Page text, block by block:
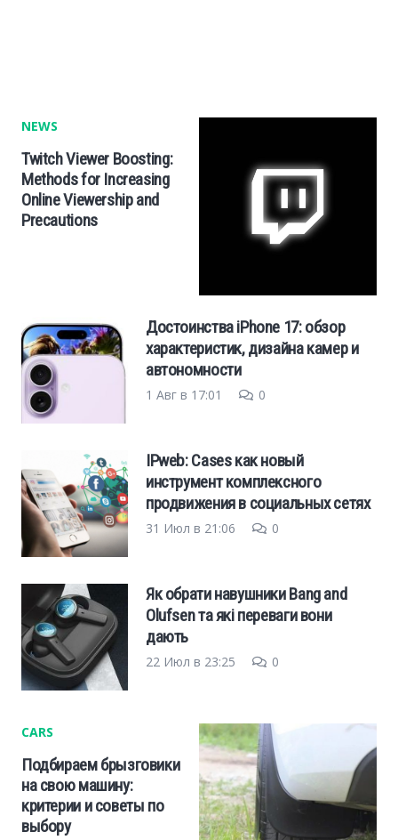
Investments
News
Sport
Style
NEWS
Twitch Viewer Boosting:
Methods for Increasing
Online Viewership and
Precautions
Достоинства iPhone 17: обзор
характеристик, дизайна камер и
автономности
1 Авг в 17:01 0
IPweb: Cases как новый
инструмент комплексного
продвижения в социальных сетях
31 Июл в 21:06 0
Як обрати навушники Bang and
Olufsen та які переваги вони
дають
22 Июл в 23:25 0
CARS
Подбираем брызговики
на свою машину:
критерии и советы по
выбору